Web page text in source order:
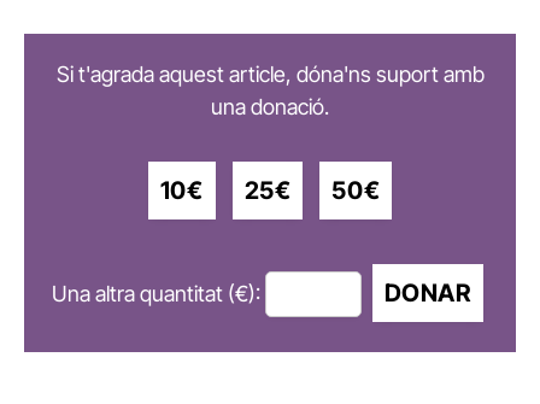
Si t'agrada aquest article, dóna'ns suport amb
una donació.
10€ 25€ 50€
Una altra quantitat (€): DONAR